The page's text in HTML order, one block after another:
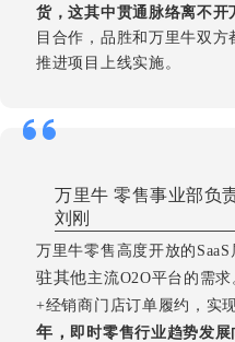
货，这其中贯通脉络离不开
目合作，品胜和万里牛双
推进项目上线实施。
万里牛 零售事业部负
刘刚
万里牛零售高度开放的
驻其他主流O2O平台的需
+经销商门店订单履约，实
年， 即时零售行业趋势发